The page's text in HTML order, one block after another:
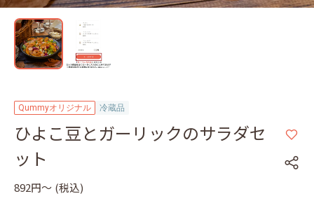
Qummyオリジナル 冷蔵品
ひよこ豆とガーリックのサラダセ
ット
892円〜 (税込)